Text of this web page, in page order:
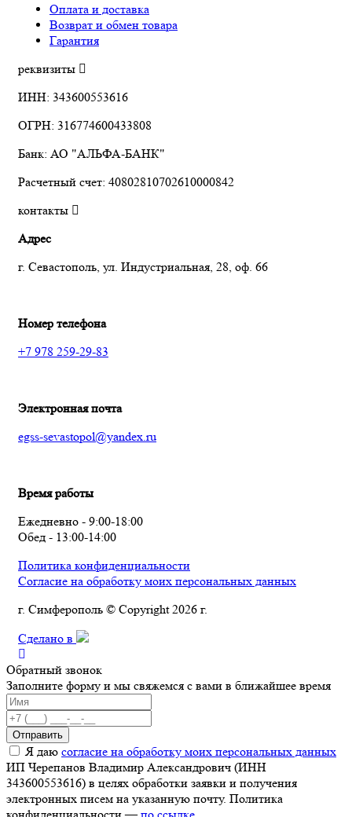
Оплата и доставка
Возврат и обмен товара
Гарантия
реквизиты
ИНН: 343600553616
ОГРН: 316774600433808
Банк: АО "АЛЬФА-БАНК"
Расчетный счет: 40802810702610000842
контакты
Адрес
г. Севастополь, ул. Индустриальная, 28, оф. 66
Номер телефона
+7 978 259-29-83
Электронная почта
egss-sevastopol@yandex.ru
Время работы
Ежедневно - 9:00-18:00
Обед - 13:00-14:00
Политика конфиденциальности
Согласие на обработку моих персональных данных
г. Симферополь © Copyright 2026 г.
Сделано в
Обратный звонок
Заполните форму и мы свяжемся с вами в ближайшее время
Отправить
Я даю согласие на обработку моих персональных данных
ИП Черепанов Владимир Александрович (ИНН
343600553616) в целях обработки заявки и получения
электронных писем на указанную почту. Политика